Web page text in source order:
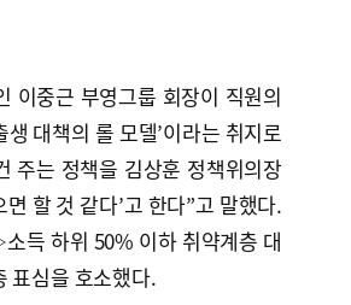
이중근 부영그룹 회장이 직원의
대책의 롤 모델’이라는 취지로
주는 정책을 김상훈 정책위의장
할 것 같다’고 한다”고 말했다.
득 하위 50% 이하 취약계층 대
표심을 호소했다.